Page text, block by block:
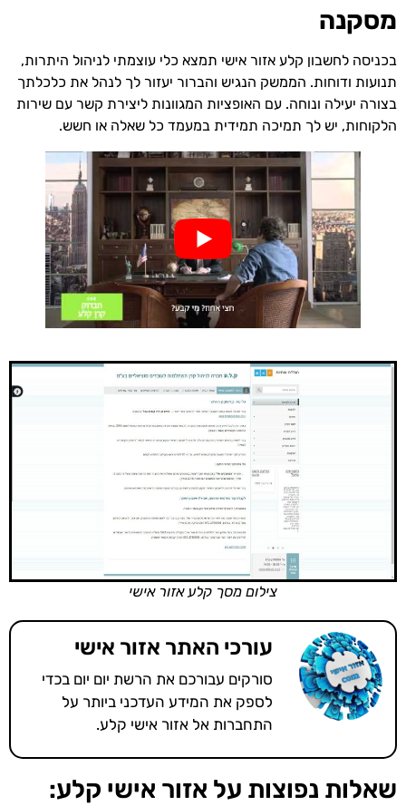
מסקנה
בכניסה לחשבון קלע אזור אישי תמצא כלי עוצמתי לניהול היתרות,
תנועות ודוחות. הממשק הנגיש והברור יעזור לך לנהל את כלכלתך
בצורה יעילה ונוחה. עם האופציות המגוונות ליצירת קשר עם שירות
הלקוחות, יש לך תמיכה תמידית במעמד כל שאלה או חשש.
צילום מסך קלע אזור אישי
עורכי האתר אזור אישי
סורקים עבורכם את הרשת יום יום בכדי
לספק את המידע העדכני ביותר על
התחברות אל אזור אישי קלע.
שאלות נפוצות על אזור אישי קלע: